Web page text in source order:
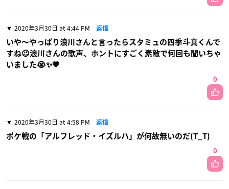
2020年3月30日 at 4:44 PM 返信
いや〜やっぱり浪川さんと言ったらスタミュの四季斗真くんで
すね😉浪川さんの歌声、ホントにすごく素敵で何回も聞いちゃ
いました😭✨💗
0
2020年3月30日 at 4:58 PM 返信
ポケ戦の「アルフレッド・イズルハ」が何故無いのだ(T_T)
0